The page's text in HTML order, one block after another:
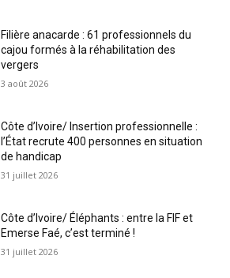
Filière anacarde : 61 professionnels du
cajou formés à la réhabilitation des
vergers
3 août 2026
Côte d’Ivoire/ Insertion professionnelle :
l’État recrute 400 personnes en situation
de handicap
31 juillet 2026
Côte d’Ivoire/ Éléphants : entre la FIF et
Emerse Faé, c’est terminé !
31 juillet 2026